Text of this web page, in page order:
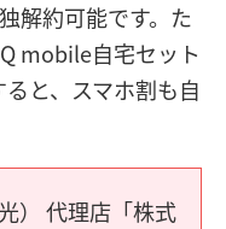
解約可能です。た
mobile自宅セット
と、スマホ割も自
） 代理店「株式